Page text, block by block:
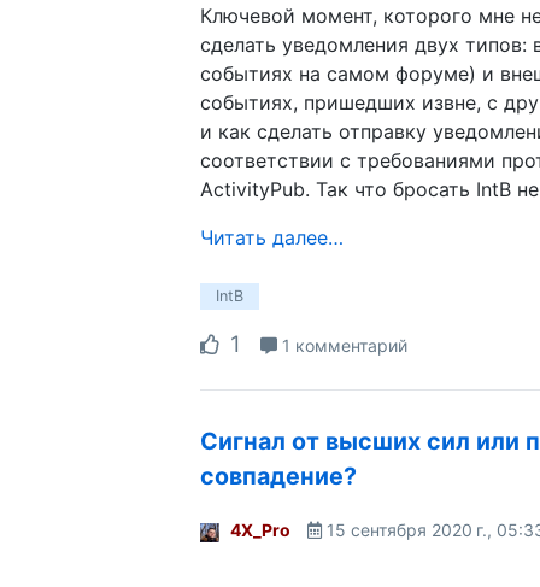
Ключевой момент, которого мне
сделать уведомления двух типов:
событиях на самом форуме) и
событиях, пришедших извне, с
и как сделать отправку
соответствии с требованиями
ActivityPub. Так что бросать IntB
Читать далее…
IntB
1 1 комментарий
Сигнал от высших сил или
совпадение?
4X_Pro 15 сентября 2020 г.,